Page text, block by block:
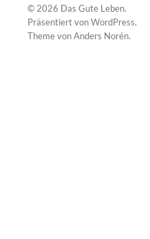
© 2026 Das Gute Leben.
Präsentiert vonWordPress.
Theme vonAnders Norén.